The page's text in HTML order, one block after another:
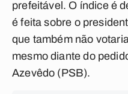
prefeitável. O índice é
é feita sobre o
que também não
mesmo diante do
Azevêdo (PSB).